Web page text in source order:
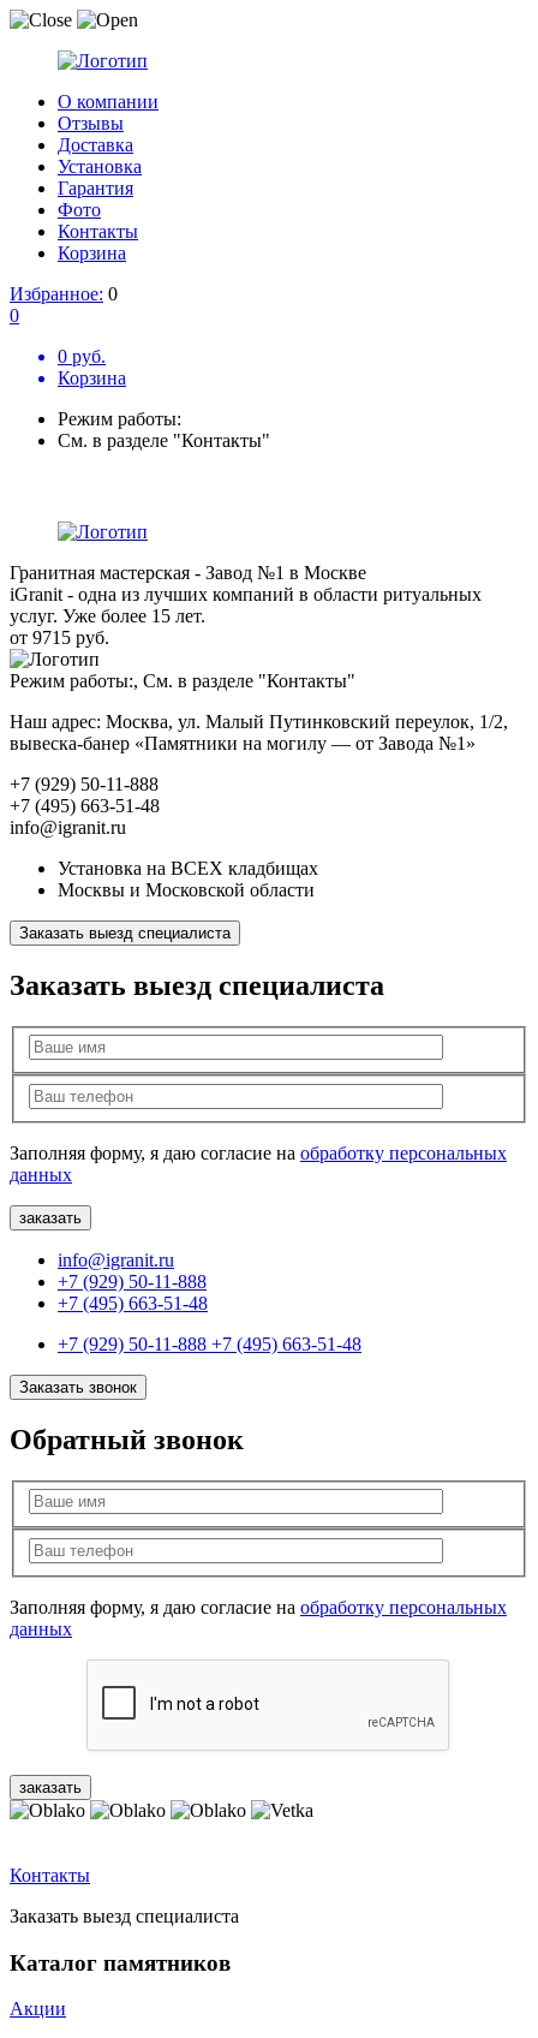
О компании
Отзывы
Доставка
Установка
Гарантия
Фото
Контакты
Корзина
Избранное: 0
0
0 руб.
Корзина
Режим работы:
См. в разделе "Контакты"
Гранитная мастерская - Завод №1 в Москве
iGranit - одна из лучших компаний в области ритуальных
услуг. Уже более 15 лет.
от 9715 руб.
Режим работы:, См. в разделе "Контакты"
Наш адрес: Москва, ул. Малый Путинковский переулок, 1/2,
вывеска-банер «Памятники на могилу — от Завода №1»
+7 (929) 50-11-888
+7 (495) 663-51-48
info@igranit.ru
Установка на ВСЕХ кладбищах
Москвы и Московской области
Заказать выезд специалиста
Заказать выезд специалиста
Заполняя форму, я даю согласие на обработку персональных
данных
info@igranit.ru
+7 (929) 50-11-888
+7 (495) 663-51-48
+7 (929) 50-11-888 +7 (495) 663-51-48
Заказать звонок
Обратный звонок
Заполняя форму, я даю согласие на обработку персональных
данных
Контакты
Заказать выезд специалиста
Каталог памятников
Акции